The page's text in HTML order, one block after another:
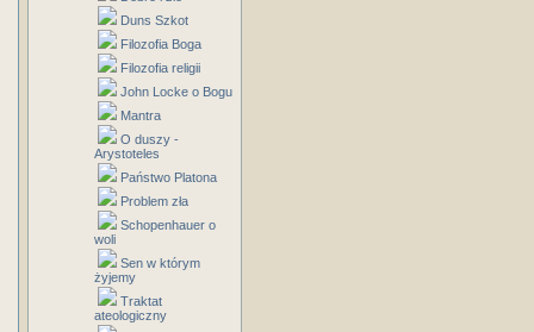
Duns Szkot
Filozofia Boga
Filozofia religii
John Locke o Bogu
Mantra
O duszy -
Arystoteles
Państwo Platona
Problem zła
Schopenhauer o
woli
Sen w którym
żyjemy
Traktat
ateologiczny